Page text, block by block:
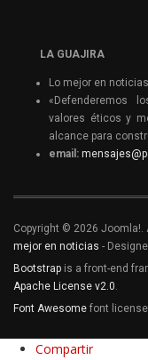
LA GUAJIRA
Lo mejor en
«Defenderemos
valores éticos y
alcance para
email:
Copyright © 2026 Joomla!.
mejor en noticias -
Bootstrap is a front-end
Apache License v2.0.
Font Awesome font
Compartir